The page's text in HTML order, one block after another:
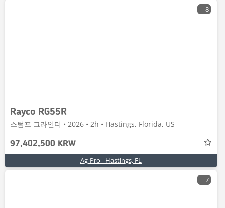
8
Rayco RG55R
스텀프 그라인더 • 2026 • 2h • Hastings, Florida, US
97,402,500 KRW
Ag-Pro - Hastings, FL
7